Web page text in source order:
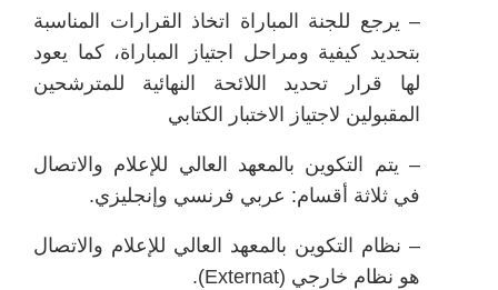
– يرجع للجنة المباراة اتخاذ القرارات المناسبة
بتحديد كيفية ومراحل اجتياز المباراة، كما يعود
لها قرار تحديد اللائحة النهائية للمترشحين
المقبولين لاجتياز الاختبار الكتابي
– يتم التكوين بالمعهد العالي للإعلام والاتصال
في ثلاثة أقسام: عربي فرنسي وإنجليزي.
– نظام التكوين بالمعهد العالي للإعلام والاتصال
هو نظام خارجي (Externat).